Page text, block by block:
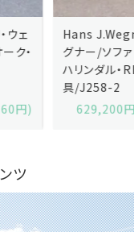
ハンス・J・ウェ
ファ「GE235」(オーク/
ル・RE)/デンマーク家
円(税込692,120円)
ツ